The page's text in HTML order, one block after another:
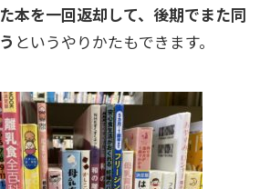
本を一回返却して、後期でまた同
というやりかたもできます。